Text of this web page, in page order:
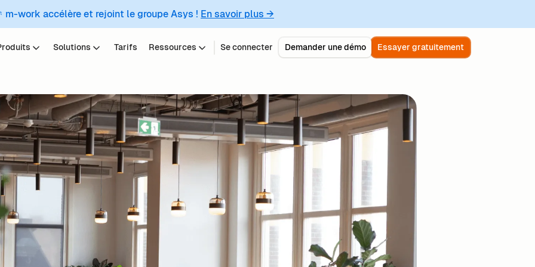
m-work accélère et rejoint le groupe Asys ! En savoir plus →
Solutions Tarifs Ressources Se connecter Demander une démo Essayer gratuitement